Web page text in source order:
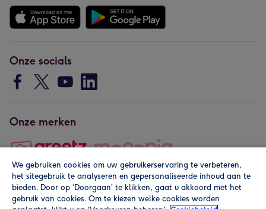
Onze socials
Onze merken
Copyright © 2026 by Greetz
We gebruiken cookies om uw gebruikerservaring te verbeteren,
het sitegebruik te analyseren en gepersonaliseerde inhoud aan te
bieden. Door op ‘Doorgaan’ te klikken, gaat u akkoord met het
gebruik van cookies. Om te kiezen welke cookies worden